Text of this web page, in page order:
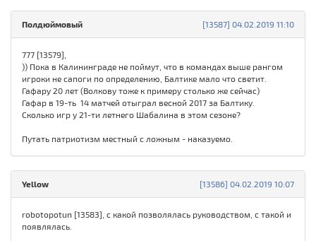
[13587] 04.02.2019 11:10
Полдюймовый
777 [13579],
)) Пока в Калининграде не поймут, что в командах выше рангом
игроки не сапоги по определению, Балтике мало что светит.
Гафару 20 лет (Волкову тоже к примеру столько же сейчас)
Гафар в 19-ть 14 матчей отыграл весной 2017 за Балтику.
Сколько игр у 21-ти летнего Шабалина в этом сезоне?
Путать патриотизм местный с ложным - наказуемо.
[13586] 04.02.2019 10:07
Yellow
robotopotun [13583], с какой позволялась руководством, с такой и
появлялась.